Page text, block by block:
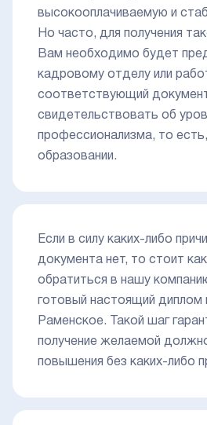
высокооплачиваемую и
Но часто, для получения
Вам необходимо будет
кадровому отделу или
соответствующий
свидетельствовать об
профессионализма, то
образовании.
Если в силу каких-либо
документа нет, то стоит
обратиться в нашу
готовый настоящий диплом
Раменское. Такой шаг
получение желаемой
повышения без каких-либо